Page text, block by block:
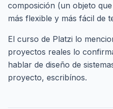
composición (un objeto
más flexible y más fácil de
El curso de Platzi lo
proyectos reales lo
hablar de diseño de
proyecto, escribínos.